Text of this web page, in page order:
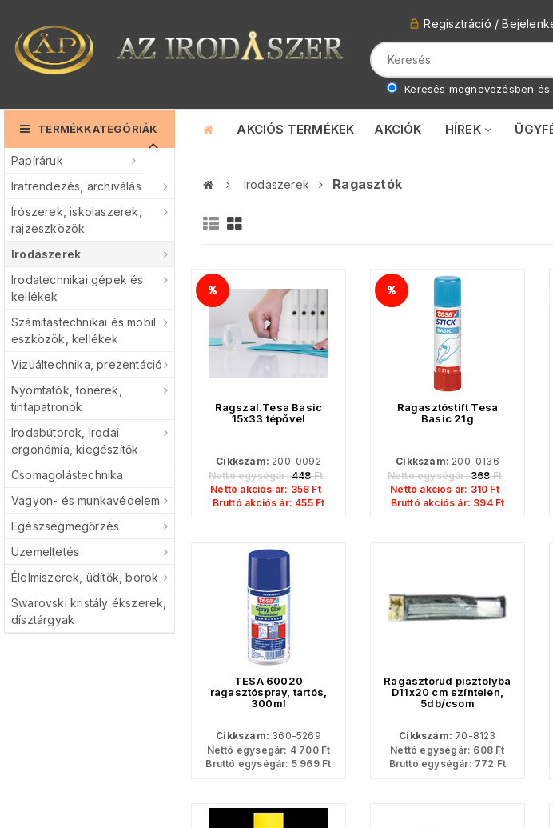
Regisztráció /
Keresés megnevezésben
AKCIÓS TERMÉKEK AKCIÓK HÍREK
TERMÉKKATEGÓRIÁK
Papíráruk
Iratrendezés, archiválás
Írószerek, iskolaszerek,
rajzeszközök
Irodaszerek
Irodatechnikai gépek és
kellékek
Számítástechnikai és mobil
eszközök, kellékek
Vizuáltechnika, prezentáció
Nyomtatók, tonerek,
tintapatronok
Irodabútorok, irodai
ergonómia, kiegészítők
Csomagolástechnika
Vagyon- és munkavédelem
Egészségmegőrzés
Üzemeltetés
Élelmiszerek, üdítők, borok
Swarovski kristály ékszerek,
dísztárgyak
Irodaszerek Ragasztók
Ragszal.Tesa Basic
15x33 tépővel
Cikkszám: 200-0092
Nettó egységár: 448Ft
Nettó akciós ár: 358 Ft
Bruttó akciós ár: 455Ft
Ragasztóstift Tesa
Basic 21g
Cikkszám: 200-0136
Nettó egységár: 368Ft
Nettó akciós ár: 310 Ft
Bruttó akciós ár: 394Ft
TESA 60020
ragasztóspray, tartós,
300ml
Cikkszám: 360-5269
Nettó egységár: 4 700Ft
Bruttó egységár: 5 969Ft
Ragasztórud pisztolyba
D11x20 cm színtelen,
5db/csom
Cikkszám: 70-8123
Nettó egységár: 608 Ft
Bruttó egységár: 772 Ft